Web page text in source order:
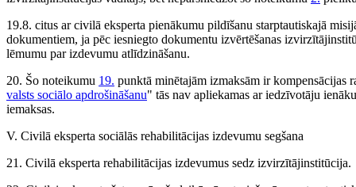
19.8. citus ar civilā eksperta pienākumu pildīšanu starptautiskajā
dokumentiem, ja pēc iesniegto dokumentu izvērtēšanas
lēmumu par izdevumu atlīdzināšanu.
20. Šo noteikumu 19. punktā minētajām izmaksām ir kompensācijas
valsts sociālo apdrošināšanu" tās nav apliekamas ar iedzīvotāju
iemaksas.
V. Civilā eksperta sociālās rehabilitācijas izdevumu segšana
21. Civilā eksperta rehabilitācijas izdevumus sedz izvirzītājinstitūcija.